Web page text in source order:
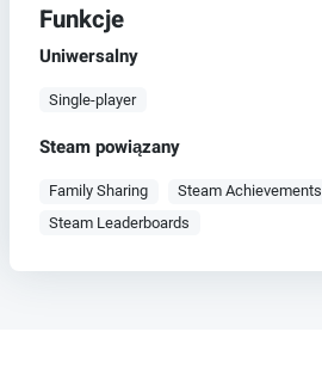
Funkcje
Uniwersalny
Single-player
Steam powiązany
Family Sharing Steam Achievements
Steam Leaderboards